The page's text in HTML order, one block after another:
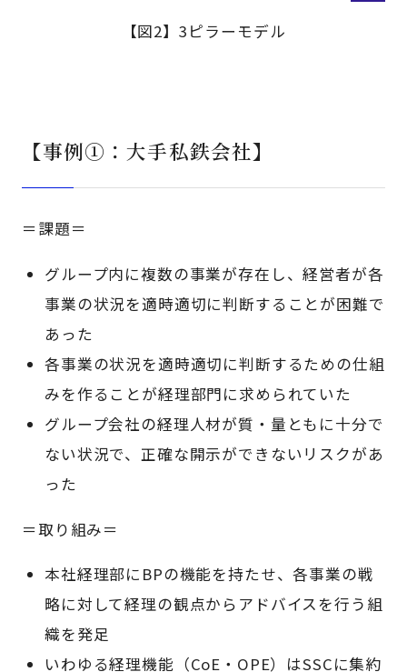
【図2】3ピラーモデル
【事例①：大手私鉄会社】
＝課題＝
グループ内に複数の事業が存在し、経営者が各
事業の状況を適時適切に判断することが困難で
あった
各事業の状況を適時適切に判断するための仕組
みを作ることが経理部門に求められていた
グループ会社の経理人材が質・量ともに十分で
ない状況で、正確な開示ができないリスクがあ
った
＝取り組み＝
本社経理部にBPの機能を持たせ、各事業の戦
略に対して経理の観点からアドバイスを行う組
織を発足
いわゆる経理機能（CoE・OPE）はSSCに集約